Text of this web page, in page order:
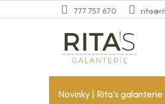
na
777 757 670
Novinky | Rita’s